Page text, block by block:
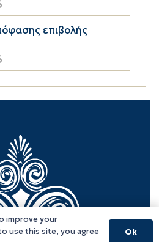
επιβολής
improve your
use this site, you agree
Ok